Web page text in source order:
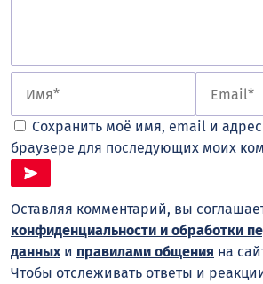
Сохранить моё имя, email и адрес
браузере для последующих моих
Оставляя комментарий, вы
конфиденциальности и обработки
данныхи правилами общения на
Чтобы отслеживать ответы и